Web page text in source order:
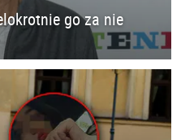
go za nie